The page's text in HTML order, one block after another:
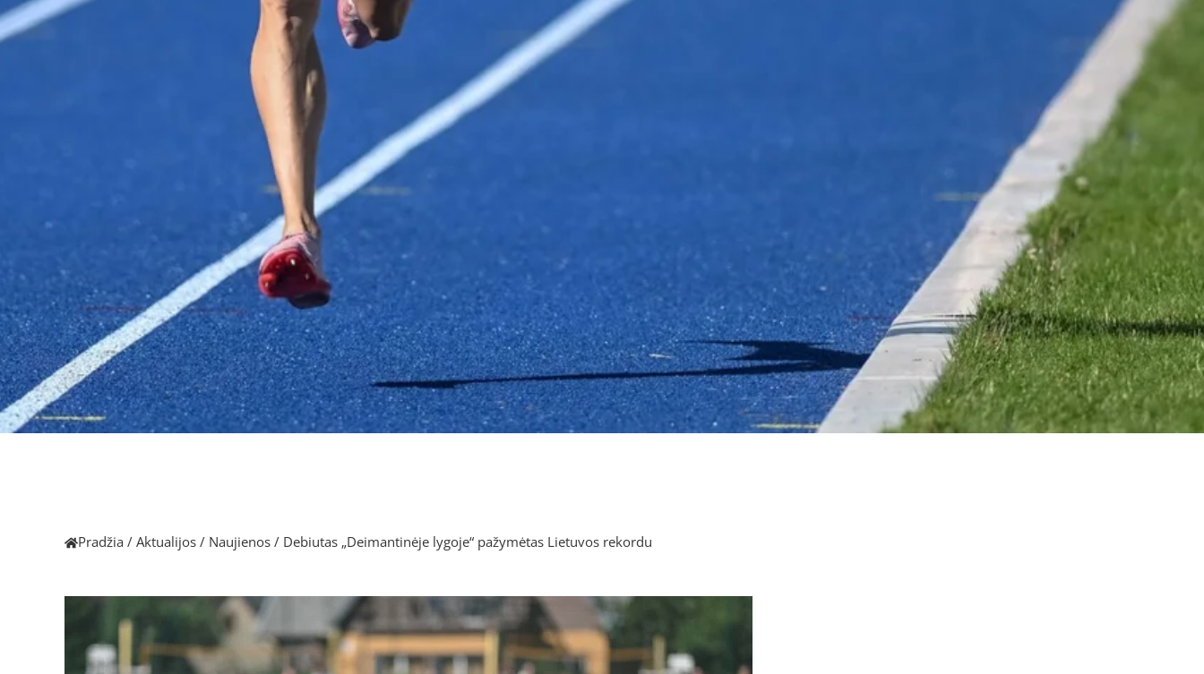
Pradžia / Aktualijos / Naujienos / Debiutas „Deimantinėje lygoje“ pažymėtas Lietuvos rekordu